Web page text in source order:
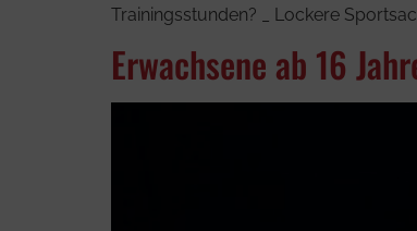
Trainingsstunden? _ Lockere
Erwachsene ab 16